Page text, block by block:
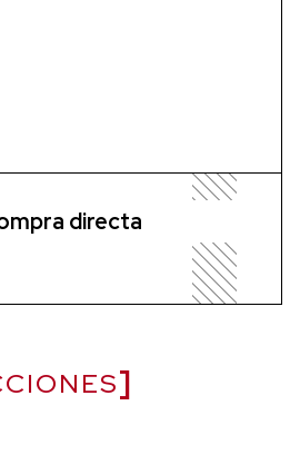
directa